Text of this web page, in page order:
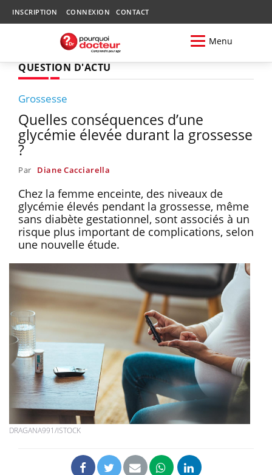
INSCRIPTION CONNEXION CONTACT
Menu
QUESTION D'ACTU
Grossesse
Quelles conséquences d’une
glycémie élevée durant la grossesse
?
Par Diane Cacciarella
Chez la femme enceinte, des niveaux de
glycémie élevés pendant la grossesse, même
sans diabète gestationnel, sont associés à un
risque plus important de complications, selon
une nouvelle étude.
DRAGANA991/ISTOCK